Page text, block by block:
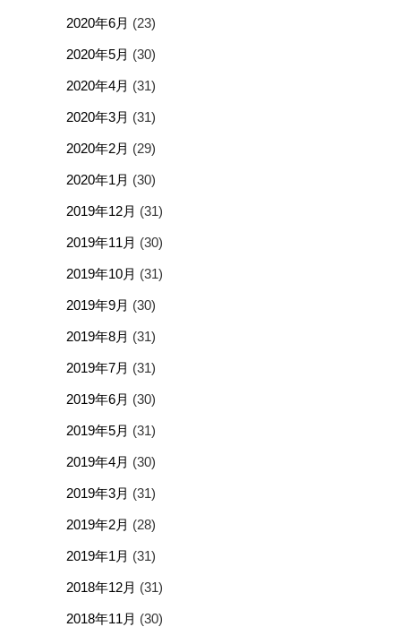
2020年6月 (23)
2020年5月 (30)
2020年4月 (31)
2020年3月 (31)
2020年2月 (29)
2020年1月 (30)
2019年12月 (31)
2019年11月 (30)
2019年10月 (31)
2019年9月 (30)
2019年8月 (31)
2019年7月 (31)
2019年6月 (30)
2019年5月 (31)
2019年4月 (30)
2019年3月 (31)
2019年2月 (28)
2019年1月 (31)
2018年12月 (31)
2018年11月 (30)